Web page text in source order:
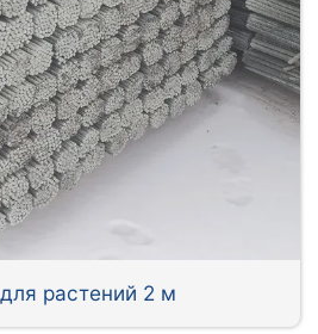
растений 2 м